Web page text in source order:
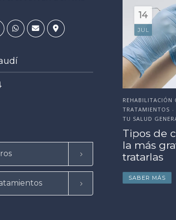
LA SALUD DE TU BOCA
y cuándo conviene
18
JUN
ESTÉTICA DENTAL
TRATAMIENTOS •
TU SALUD
Cómo
de la
SABER MÁS